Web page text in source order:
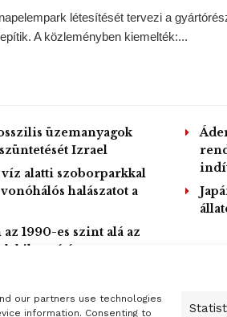
our partners use technologies
information. Consenting to
létesítését tervezi a
A közleményben kiemelték:...
üzemanyagok
Izrael
alatti szoborparkkal
halászatot a
1990-es szint alá az
kibocsátása